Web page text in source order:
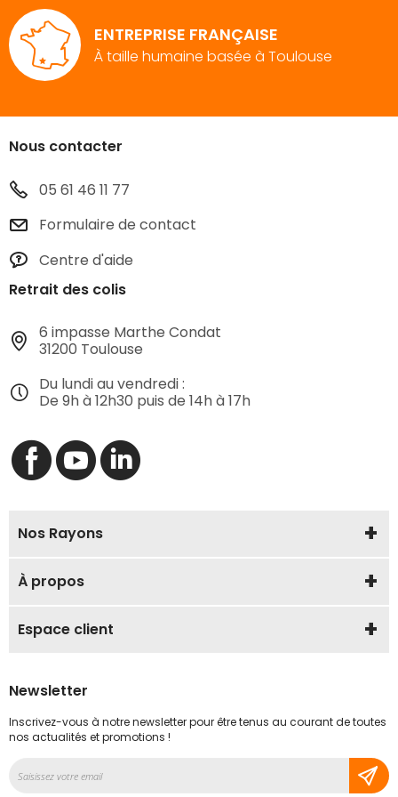
ENTREPRISE FRANÇAISE
À taille humaine basée à Toulouse
Nous contacter
05 61 46 11 77
Formulaire de contact
Centre d'aide
Retrait des colis
6 impasse Marthe Condat
31200 Toulouse
Du lundi au vendredi :
De 9h à 12h30 puis de 14h à 17h
Nos Rayons
À propos
Espace client
Newsletter
Inscrivez-vous à notre newsletter pour être tenus au courant de toutes
nos actualités et promotions !